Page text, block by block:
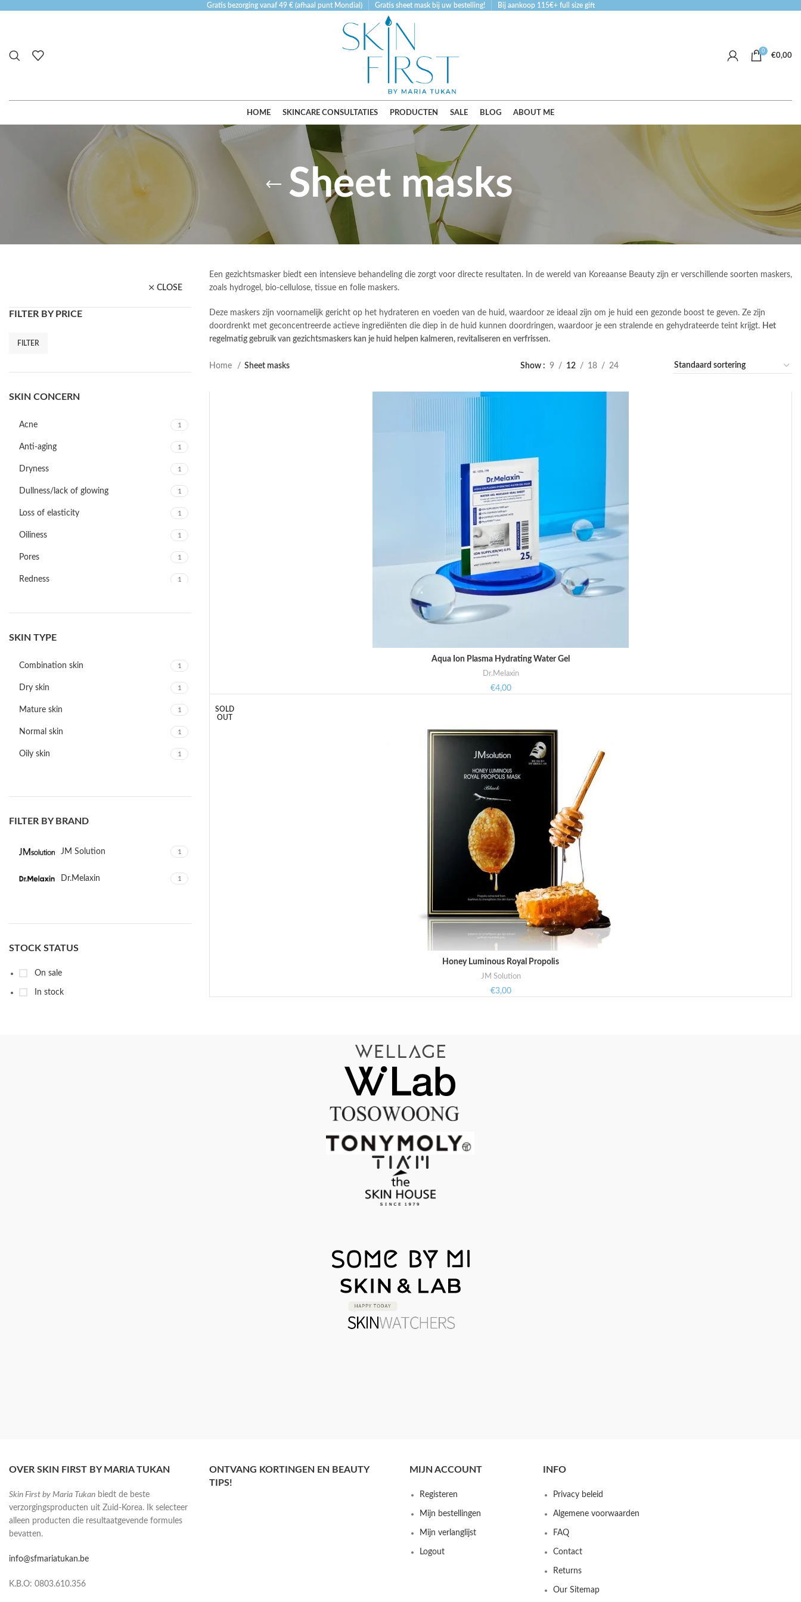
Gratis bezorging vanaf 49 € (afhaal punt Mondial) Gratis sheet mask bij uw bestelling! Bij aankoop 115€+ full size gift
0
€0,00
HOME SKINCARE CONSULTATIES PRODUCTEN SALE BLOG ABOUT ME
Sheet masks
CLOSE
FILTER BY PRICE
Min. prijs
Max. prijs
FILTER
SKIN CONCERN
Acne 1
Anti-aging 1
Dryness 1
Dullness/lack of glowing 1
Loss of elasticity 1
Oiliness 1
Pores 1
Redness 1
SKIN TYPE
Combination skin 1
Dry skin 1
Mature skin 1
Normal skin 1
Oily skin 1
FILTER BY BRAND
JM Solution 1
Dr.Melaxin 1
STOCK STATUS
On sale
In stock
Een gezichtsmasker biedt een intensieve behandeling die zorgt voor directe resultaten. In de wereld van Koreaanse Beauty zijn er verschillende soorten maskers,
zoals hydrogel, bio-cellulose, tissue en folie maskers.
Deze maskers zijn voornamelijk gericht op het hydrateren en voeden van de huid, waardoor ze ideaal zijn om je huid een gezonde boost te geven. Ze zijn
doordrenkt met geconcentreerde actieve ingrediënten die diep in de huid kunnen doordringen, waardoor je een stralende en gehydrateerde teint krijgt. Het
regelmatig gebruik van gezichtsmaskers kan je huid helpen kalmeren, revitaliseren en verfrissen.
Home Sheet masks Show 9 12 18 24
TOEVOEGEN AAN WINKELWAGEN
Aqua Ion Plasma Hydrating Water Gel
Dr.Melaxin
€4,00
SOLD
OUT
LEES VERDER
Honey Luminous Royal Propolis
JM Solution
€3,00
OVER SKIN FIRST BY MARIA TUKAN
Skin First by Maria Tukan biedt de beste
verzorgingsproducten uit Zuid-Korea. Ik selecteer
alleen producten die resultaatgevende formules
bevatten.
info@sfmariatukan.be
K.B.O: 0803.610.356
ONTVANG KORTINGEN EN BEAUTY
TIPS!
MIJN ACCOUNT
Registeren
Mijn bestellingen
Mijn verlanglijst
Logout
INFO
Privacy beleid
Algemene voorwaarden
FAQ
Contact
Returns
Our Sitemap